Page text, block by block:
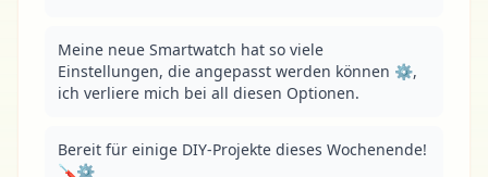
Meine neue Smartwatch hat so viele
Einstellungen, die angepasst werden können ⚙,
ich verliere mich bei all diesen Optionen.
Bereit für einige DIY-Projekte dieses Wochenende!
🪛⚙